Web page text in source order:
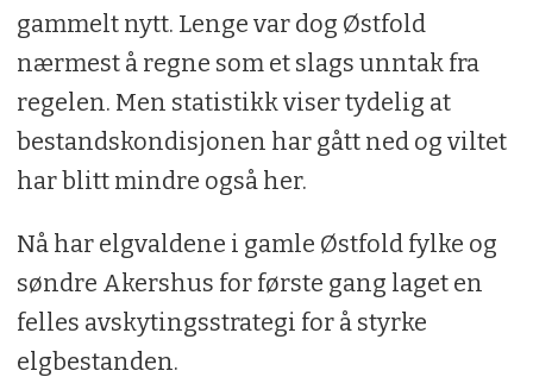
gammelt nytt. Lenge var dog Østfold
nærmest å regne som et slags unntak fra
regelen. Men statistikk viser tydelig at
bestandskondisjonen har gått ned og viltet
har blitt mindre også her.
Nå har elgvaldene i gamle Østfold fylke og
søndre Akershus for første gang laget en
felles avskytingsstrategi for å styrke
elgbestanden.